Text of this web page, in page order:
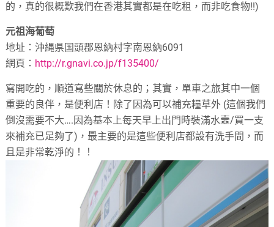
的，真的很概歎我們在香港其實都是在吃租，而非吃食物!!)
元祖海葡萄
地址：沖縄県国頭郡恩納村字南恩納6091
網頁： http://r.gnavi.co.jp/f135400/
寫開吃的，順道寫些關於休息的；其實，單車之旅其中一個
重要的良伴，是便利店！除了因為可以補充糧草外 (這個我們
倒沒需要不大….因為基本上每天早上出門時裝滿水壼/買一支
來補充已足夠了)，最主要的是這些便利店都設有洗手間，而
且是非常乾淨的！！